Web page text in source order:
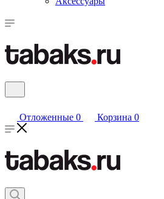
Отложенные 0 Корзина 0